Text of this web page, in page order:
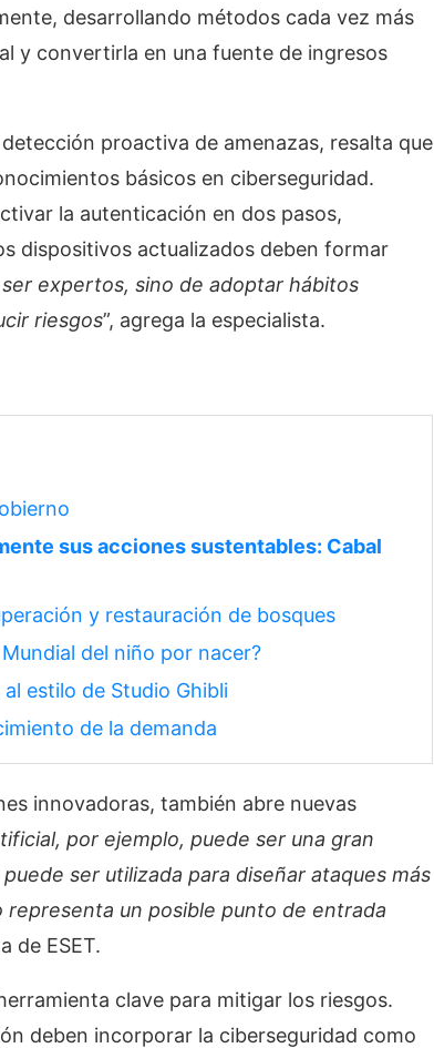
desarrollando métodos cada vez más
y convertirla en una fuente de ingresos
proactiva de amenazas, resalta que
básicos en ciberseguridad.
la autenticación en dos pasos,
dispositivos actualizados deben formar
expertos, sino de adoptar hábitos
riesgos”, agrega la especialista.
sus acciones sustentables: Cabal
y restauración de bosques
del niño por nacer?
estilo de Studio Ghibli
de la demanda
innovadoras, también abre nuevas
por ejemplo, puede ser una gran
ser utilizada para diseñar ataques más
un posible punto de entrada
de ESET.
clave para mitigar los riesgos.
deben incorporar la ciberseguridad como